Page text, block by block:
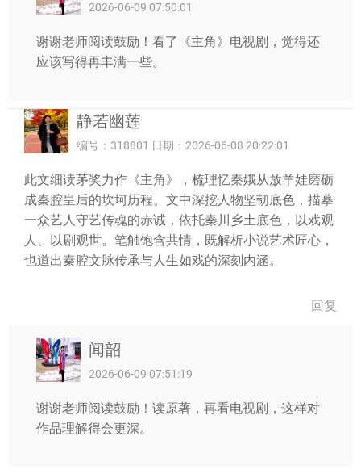
2026-06-09 07:50:01
谢谢老师阅读鼓励！看了《主角》电视剧，觉得还
应该写得再丰满一些。
静若幽莲
编号：318801 日期：2026-06-08 20:22:01
此文细读茅奖力作《主角》，梳理忆秦娥从放羊娃磨砺
成秦腔皇后的坎坷历程。文中深挖人物坚韧底色，描摹
一众艺人守艺传魂的赤诚，依托秦川乡土底色，以戏观
人、以剧观世。笔触饱含共情，既解析小说艺术匠心，
也道出秦腔文脉传承与人生如戏的深刻内涵。
回复
闻韶
2026-06-09 07:51:19
谢谢老师阅读鼓励！读原著，再看电视剧，这样对
作品理解得会更深。